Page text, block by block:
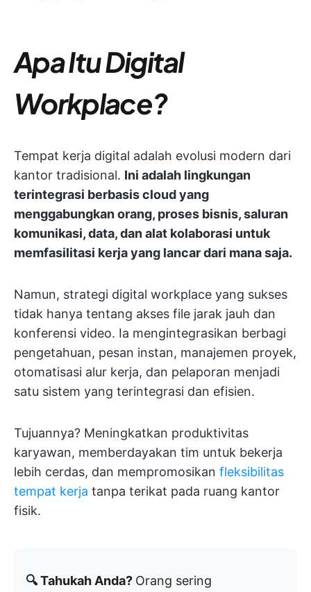
Apa Itu Digital
Workplace?
Tempat kerja digital adalah evolusi modern dari
kantor tradisional. Ini adalah lingkungan
terintegrasi berbasis cloud yang
menggabungkan orang, proses bisnis, saluran
komunikasi, data, dan alat kolaborasi untuk
memfasilitasi kerja yang lancar dari mana saja.
Namun, strategi digital workplace yang sukses
tidak hanya tentang akses file jarak jauh dan
konferensi video. Ia mengintegrasikan berbagi
pengetahuan, pesan instan, manajemen proyek,
otomatisasi alur kerja, dan pelaporan menjadi
satu sistem yang terintegrasi dan efisien.
Tujuannya? Meningkatkan produktivitas
karyawan, memberdayakan tim untuk bekerja
lebih cerdas, dan mempromosikan fleksibilitas
tempat kerja tanpa terikat pada ruang kantor
fisik.
🔍 Tahukah Anda? Orang sering